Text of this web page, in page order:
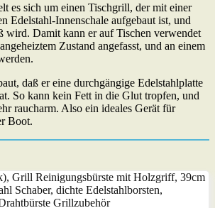
es sich um einen Tischgrill, der mit einer
Edelstahl-Innenschale aufgebaut ist, und
wird. Damit kann er auf Tischen verwendet
Zustand angefasst, und an einem
daß er eine durchgängige Edelstahlplatte
So kann kein Fett in die Glut tropfen, und
raucharm. Also ein ideales Gerät für
Boot.